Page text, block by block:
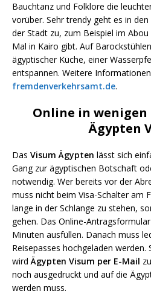
Bauchtanz und Folklore die
vorüber. Sehr trendy geht es in
der Stadt zu, zum Beispiel im Abou
Mal in Kairo gibt. Auf
ägyptischer Küche, einer
entspannen. Weitere
fremdenverkehrsamt.de.
Online in
Ägypten
Das Visum Ägypten lässt sich
Gang zur ägyptischen Botschaft
notwendig. Wer bereits vor der
muss nicht beim Visa-Schalter am
lange in der Schlange zu stehen,
gehen. Das Online-
Minuten ausfüllen. Danach muss
Reisepasses hochgeladen werden.
wirdÄgypten Visum per E-Mail
noch ausgedruckt und auf die
werden muss.